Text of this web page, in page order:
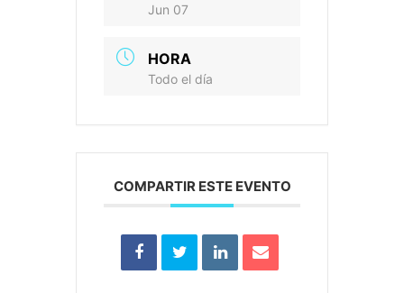
Jun 07
HORA
Todo el día
COMPARTIR ESTE EVENTO